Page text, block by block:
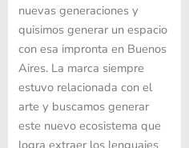
nuevas generaciones y
quisimos generar un espacio
con esa impronta en Buenos
Aires. La marca siempre
estuvo relacionada con el
arte y buscamos generar
este nuevo ecosistema que
logra extraer los lenguajes